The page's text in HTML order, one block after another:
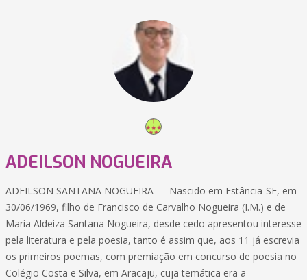
ADEILSON NOGUEIRA
ADEILSON SANTANA NOGUEIRA — Nascido em Estância-SE, em
30/06/1969, filho de Francisco de Carvalho Nogueira (I.M.) e de
Maria Aldeiza Santana Nogueira, desde cedo apresentou interesse
pela literatura e pela poesia, tanto é assim que, aos 11 já escrevia
os primeiros poemas, com premiação em concurso de poesia no
Colégio Costa e Silva, em Aracaju, cuja temática era a